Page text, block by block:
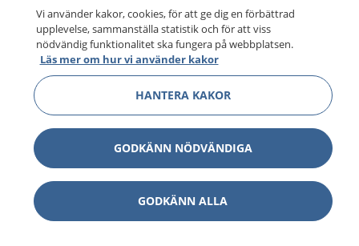
Vi använder kakor, cookies, för att ge dig en förbättrad
upplevelse, sammanställa statistik och för att viss
nödvändig funktionalitet ska fungera på webbplatsen.
Läs mer om hur vi använder kakor
HANTERA KAKOR
GODKÄNN NÖDVÄNDIGA
GODKÄNN ALLA